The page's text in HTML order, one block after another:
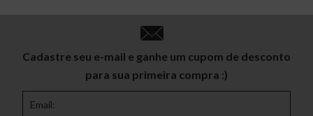
Cadastre seu e-mail e ganhe um cupom de desconto
para sua primeira compra :)